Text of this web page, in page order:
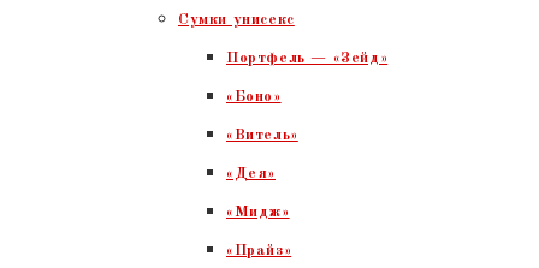
Сумки унисекс
Портфель — «Зейд»
«Боно»
«Витель»
«Дея»
«Мидж»
«Прайз»